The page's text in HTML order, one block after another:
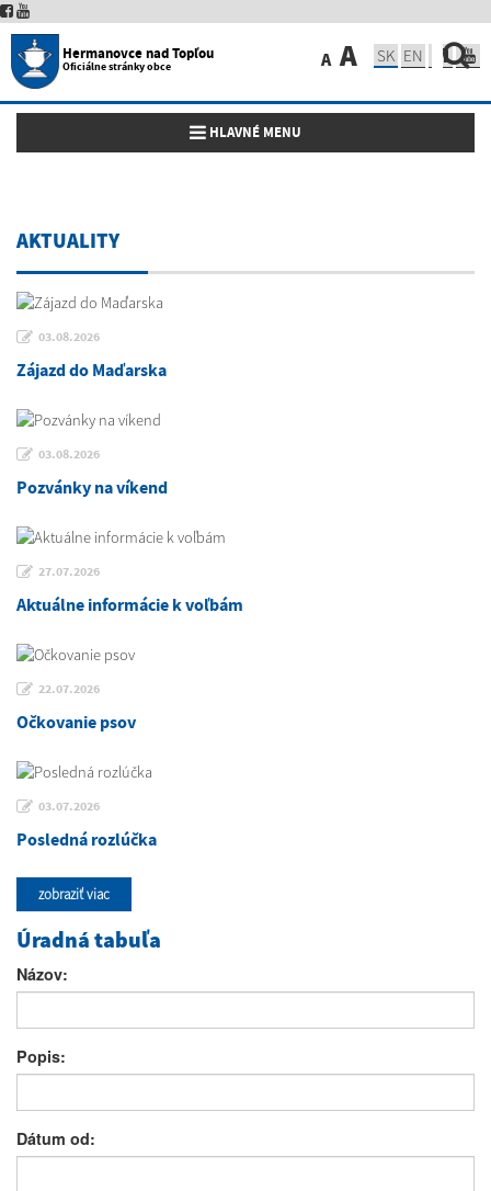
Hermanovce nad Topľou
Oficiálne stránky obce A A SK EN
Toggle navigation
HLAVNÉ MENU
AKTUALITY
03.08.2026
Zájazd do Maďarska
03.08.2026
Pozvánky na víkend
27.07.2026
Aktuálne informácie k voľbám
22.07.2026
Očkovanie psov
03.07.2026
Posledná rozlúčka
zobraziť viac
Úradná tabuľa
Názov:
Popis:
Dátum od: